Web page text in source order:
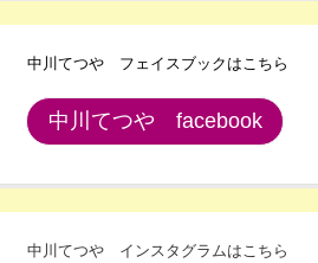
中川てつや フェイスブックはこちら
中川てつや facebook
中川てつや インスタグラムはこちら